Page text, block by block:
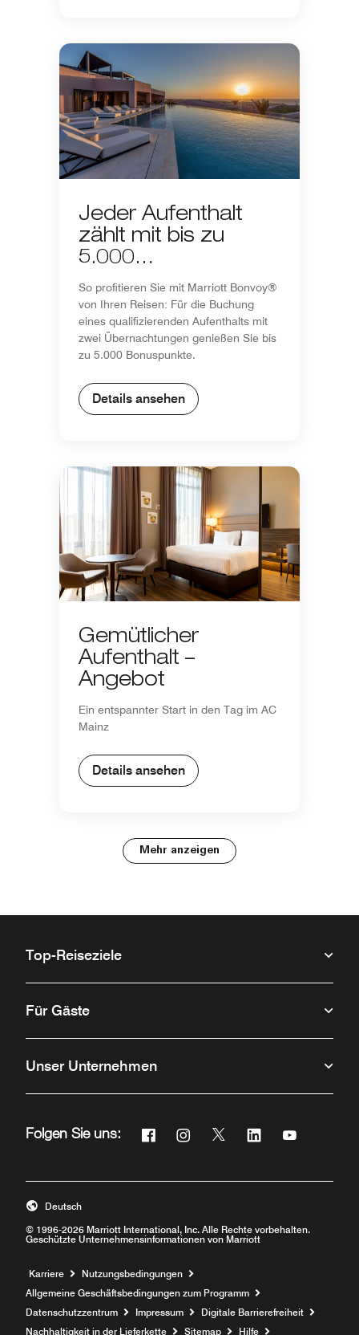
Jeder Aufenthalt
zählt mit bis zu
5.000
Bonuspunkten
So profitieren Sie mit Marriott Bonvoy®
von Ihren Reisen: Für die Buchung
eines qualifizierenden Aufenthalts mit
zwei Übernachtungen genießen Sie bis
zu 5.000 Bonuspunkte.
Details ansehen
Gemütlicher
Aufenthalt –
Angebot
Ein entspannter Start in den Tag im AC
Mainz
Details ansehen
Mehr anzeigen
Top-Reiseziele
Für Gäste
Unser Unternehmen
Folgen Sie uns: Facebook
Öffnet ein neues Fenster
Instagram
Öffnet ein neues Fenster
Twitter
Öffnet ein neues Fenster
Linkedin
Öffnet ein neues
Öffnet ein
© 1996-2026 Marriott International, Inc. Alle Rechte vorbehalten.
Geschützte Unternehmensinformationen von Marriott
Deutsch
Karriere Öffnet ein neues Fenster
Nutzungsbedingungen
Allgemeine Geschäftsbedingungen zum Programm
Datenschutzzentrum
Impressum
Digitale Barrierefreiheit
Nachhaltigkeit in der Lieferkette
Sitemap Hilfe